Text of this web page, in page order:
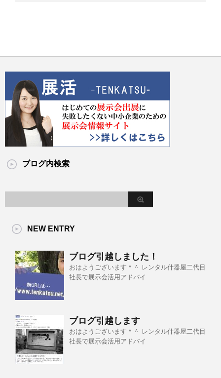
ブログ内検索
NEW ENTRY
ブログ引越しました！
おはようございます＾＾ レンタル什器屋二代目
社長で展示会活用アドバイ
ブログ引越します
おはようございます＾＾ レンタル什器屋二代目
社長で展示会活用アドバイ